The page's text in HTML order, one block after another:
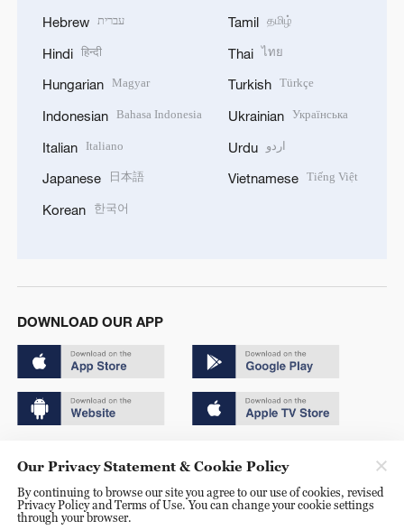
Hebrew עברית
Hindi हिन्दी
Hungarian Magyar
Indonesian Bahasa Indonesia
Italian Italiano
Japanese 日本語
Korean 한국어
Tamil தமிழ்
Thai ไทย
Turkish Türkçe
Ukrainian Українська
Urdu اردو
Vietnamese Tiếng Việt
DOWNLOAD OUR APP
京ICP备20000184号
京公网安备 11010502050052号
Our Privacy Statement & Cookie Policy
By continuing to browse our site you agree to our use of cookies, revised
Privacy Policy and Terms of Use. You can change your cookie settings
through your browser.